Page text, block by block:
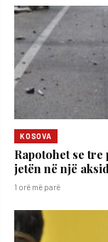
KOSOVA
Rapotohet se
jetën në një
1 orë më parë